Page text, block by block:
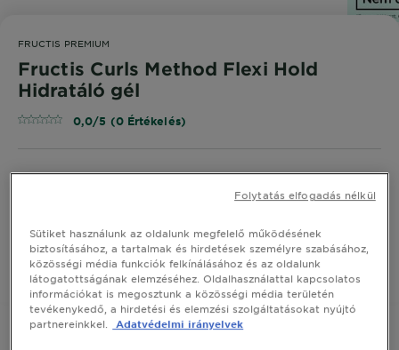
FRUCTIS PREMIUM
Fructis Curls Method Flexi Hold
Hidratáló gél
0,0/5 (0 Értékelés)
Garnier Fructis Curls Method Hidratáló gél, minden
VEGYE MEG ONLINE
Sütiket használunk az oldalunk megfelelő működésének
biztosításához, a tartalmak és hirdetések személyre szabásához,
közösségi média funkciók felkínálásához és az oldalunk
látogatottságának elemzéséhez. Oldalhasználattal kapcsolatos
információkat is megosztunk a közösségi média területén
tevékenykedő, a hirdetési és elemzési szolgáltatásokat nyújtó
partnereinkkel.
Adatvédelmi irányelvek
Folytatás elfogadás nélkül